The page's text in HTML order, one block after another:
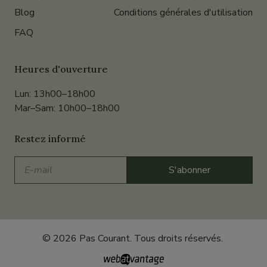
Blog
FAQ
Conditions générales d'utilisation
Heures d'ouverture
Lun: 13h00–18h00
Mar–Sam: 10h00–18h00
Restez informé
mail
S'abonner
© 2026 Pas Courant. Tous droits réservés.